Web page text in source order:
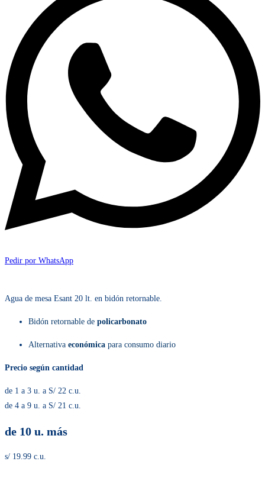
Pedir por WhatsApp
Agua de mesa Esant 20 lt. en bidón retornable.
Bidón retornable de policarbonato
Alternativa económica para consumo diario
Precio según cantidad
de 1 a 3 u. a S/ 22 c.u.
de 4 a 9 u. a S/ 21 c.u.
de 10 u. más
s/ 19.99 c.u.